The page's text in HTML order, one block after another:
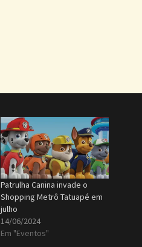
Patrulha Canina invade o
Shopping Metrô Tatuapé em
julho
14/06/2024
Em "Eventos"